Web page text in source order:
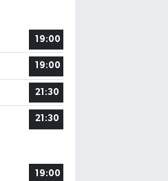
19:00
19:00
21:30
21:30
19:00